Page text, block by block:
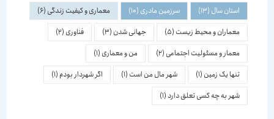
استان سال(13) سرزمین مادری(10) معماری و کیفیت زندگی(6)
معماران و محیط زیست(5) جهانی شدن(3) فناوری(2)
معمار و مسئولیت اجتماعی(2) من و معماری(1)
تنها یک زمین(1) شهر مال من است(1) اگر شهردار بودم(1)
شهر به چه کسی تعلق دارد(1)